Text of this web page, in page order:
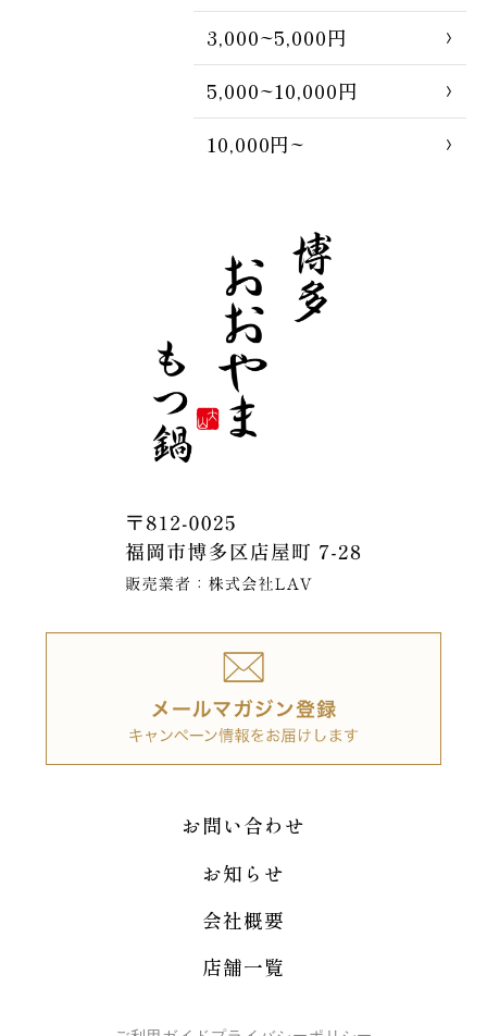
3,000~5,000円
5,000~10,000円
10,000円~
お問い合わせ
お知らせ
会社概要
店舗一覧